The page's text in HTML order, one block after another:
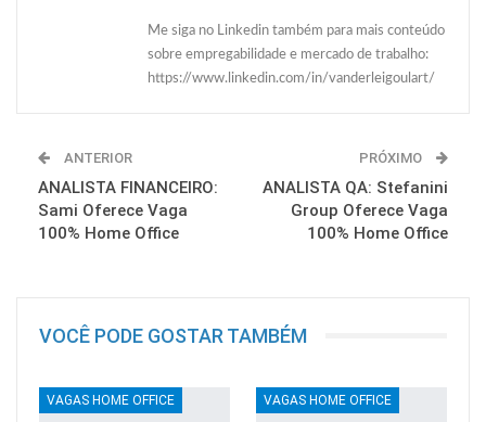
Me siga no Linkedin também para mais conteúdo
sobre empregabilidade e mercado de trabalho:
https://www.linkedin.com/in/vanderleigoulart/
ANTERIOR
ANALISTA FINANCEIRO:
Sami Oferece Vaga
100% Home Office
PRÓXIMO
ANALISTA QA: Stefanini
Group Oferece Vaga
100% Home Office
VOCÊ PODE GOSTAR TAMBÉM
VAGAS HOME OFFICE VAGAS HOME OFFICE